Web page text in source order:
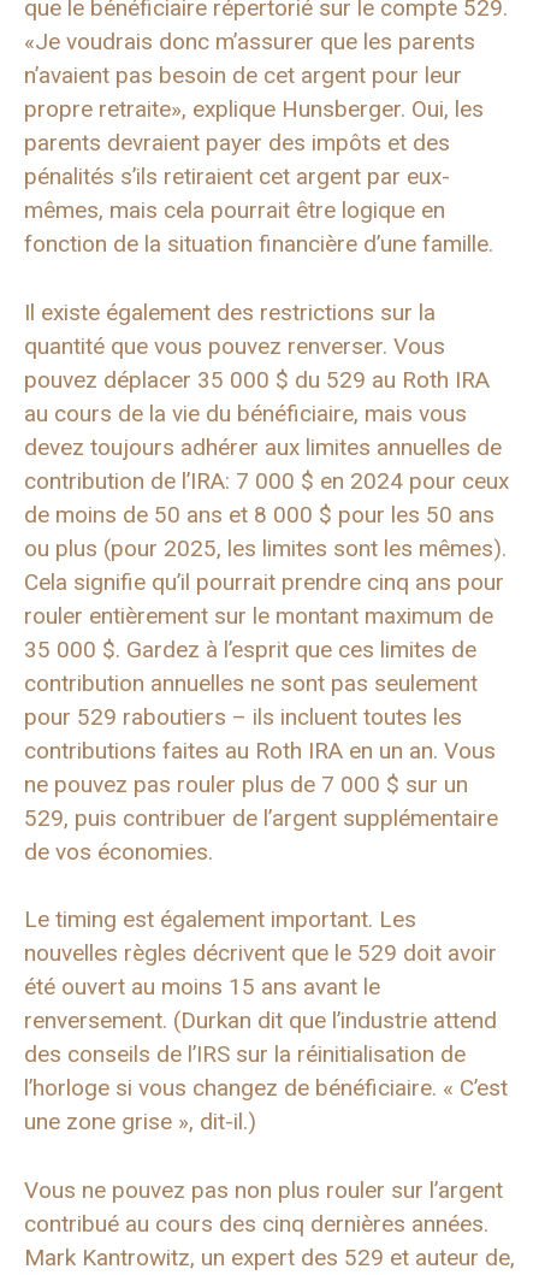
que le bénéficiaire répertorié sur le compte 529.
«Je voudrais donc m’assurer que les parents
n’avaient pas besoin de cet argent pour leur
propre retraite», explique Hunsberger. Oui, les
parents devraient payer des impôts et des
pénalités s’ils retiraient cet argent par eux-
mêmes, mais cela pourrait être logique en
fonction de la situation financière d’une famille.
Il existe également des restrictions sur la
quantité que vous pouvez renverser. Vous
pouvez déplacer 35 000 $ du 529 au Roth IRA
au cours de la vie du bénéficiaire, mais vous
devez toujours adhérer aux limites annuelles de
contribution de l’IRA: 7 000 $ en 2024 pour ceux
de moins de 50 ans et 8 000 $ pour les 50 ans
ou plus (pour 2025, les limites sont les mêmes).
Cela signifie qu’il pourrait prendre cinq ans pour
rouler entièrement sur le montant maximum de
35 000 $. Gardez à l’esprit que ces limites de
contribution annuelles ne sont pas seulement
pour 529 raboutiers – ils incluent toutes les
contributions faites au Roth IRA en un an. Vous
ne pouvez pas rouler plus de 7 000 $ sur un
529, puis contribuer de l’argent supplémentaire
de vos économies.
Le timing est également important. Les
nouvelles règles décrivent que le 529 doit avoir
été ouvert au moins 15 ans avant le
renversement. (Durkan dit que l’industrie attend
des conseils de l’IRS sur la réinitialisation de
l’horloge si vous changez de bénéficiaire. « C’est
une zone grise », dit-il.)
Vous ne pouvez pas non plus rouler sur l’argent
contribué au cours des cinq dernières années.
Mark Kantrowitz, un expert des 529 et auteur de,